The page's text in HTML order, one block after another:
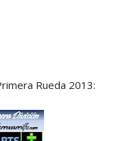
Rueda 2013: